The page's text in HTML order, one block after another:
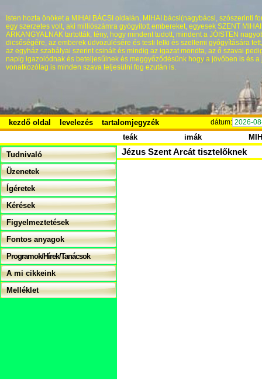
Isten hozta önöket a MIHAI BÁCSI oldalán, MIHAI bácsi(nagybácsi, szószerinti
egy szerzetes volt, aki milliószámra gyógyított embereket, egyesek SZENT
ARKANGYALNAK tartották, tény, hogy mindent tudott, mindent a JÓISTEN
dicsőségére, az emberek üdvözülésére és testi lelki és szellemi gyógyítására
az egyház szabályai szerint csinált és mindig az igazat mondta, az ő szavai
napig igazolódnak és beteljesűlnek és meggyőződésünk hogy a jövőben is és a
vonatkozólag is minden szava teljesülni fog ezután is.
kezdő oldal levelezés tartalomjegyzék dátum: 2026-
teák imák
Tudnivaló
Üzenetek
Ígéretek
Kérések
Figyelmeztetések
Fontos anyagok
Programok/Hírek/Tanácsok
A mi cikkeink
Melléklet
Jézus Szent Arcát tisztelőknek